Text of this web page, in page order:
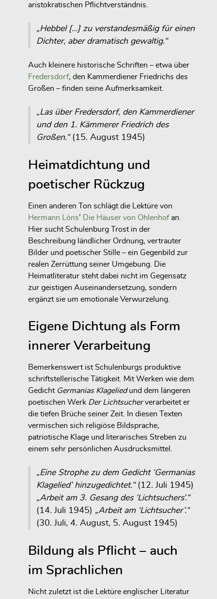
aristokratischen Pflichtverständnis.
„Hebbel […] zu verstandesmäßig für einen
Dichter, aber dramatisch gewaltig.“
Auch kleinere historische Schriften – etwa über
Fredersdorf, den Kammerdiener Friedrichs des
Großen – finden seine Aufmerksamkeit.
„Las über Fredersdorf, den Kammerdiener
und den 1. Kämmerer Friedrich des
Großen.“(15. August 1945)
Heimatdichtung und
poetischer Rückzug
Einen anderen Ton schlägt die Lektüre von
Hermann Löns’ Die Häuser von Ohlenhofan.
Hier sucht Schulenburg Trost in der
Beschreibung ländlicher Ordnung, vertrauter
Bilder und poetischer Stille – ein Gegenbild zur
realen Zerrüttung seiner Umgebung. Die
Heimatliteratur steht dabei nicht im Gegensatz
zur geistigen Auseinandersetzung, sondern
ergänzt sie um emotionale Verwurzelung.
Eigene Dichtung als Form
innerer Verarbeitung
Bemerkenswert ist Schulenburgs produktive
schriftstellerische Tätigkeit. Mit Werken wie dem
Gedicht Germanias Klageliedund dem längeren
poetischen Werk Der Lichtsucherverarbeitet er
die tiefen Brüche seiner Zeit. In diesen Texten
vermischen sich religiöse Bildsprache,
patriotische Klage und literarisches Streben zu
einem sehr persönlichen Ausdrucksmittel.
„Eine Strophe zu dem Gedicht ‘Germanias
Klagelied’ hinzugedichtet.“(12. Juli 1945)
„Arbeit am 3. Gesang des ‘Lichtsuchers’.“
(14. Juli 1945) „Arbeit am ‘Lichtsucher’.“
(30. Juli, 4. August, 5. August 1945)
Bildung als Pflicht – auch
im Sprachlichen
Nicht zuletzt ist die Lektüre englischer Literatur